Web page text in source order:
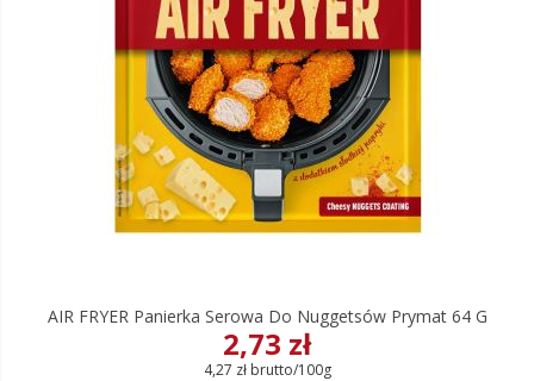
AIR FRYER Panierka Serowa Do Nuggetsów Prymat 64 G
2,73 zł
4,27 zł brutto/100g